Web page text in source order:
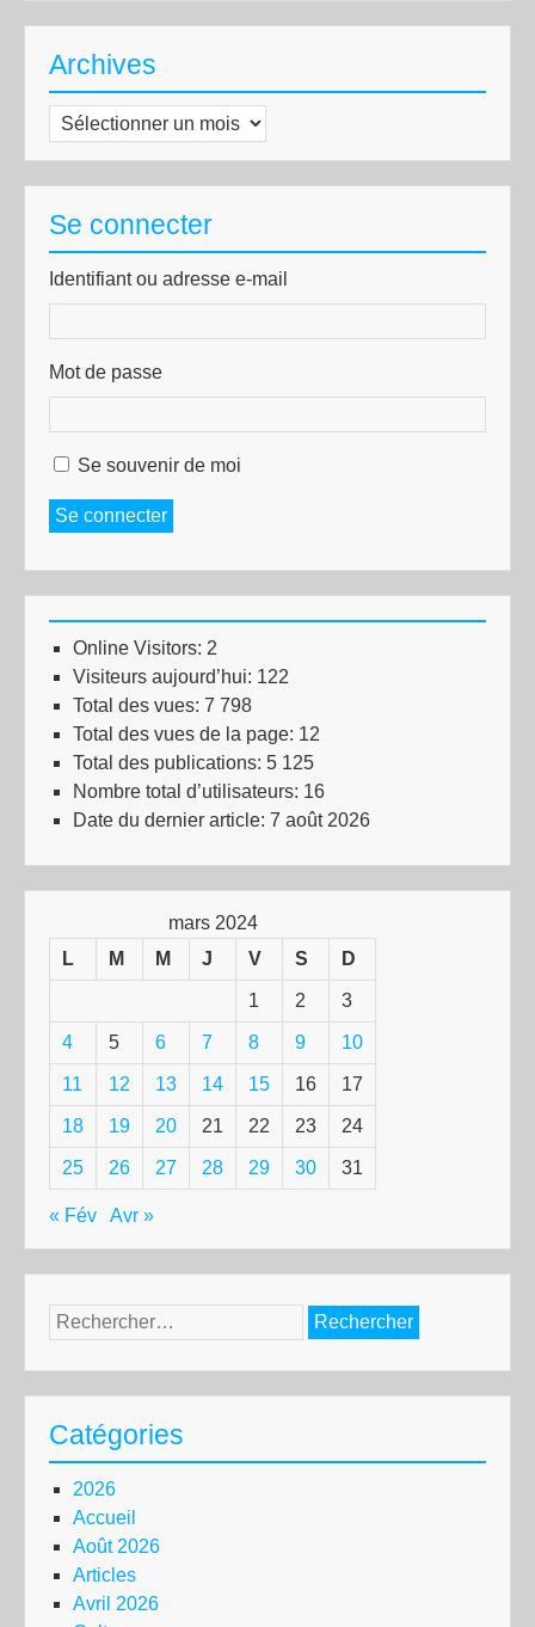
Archives
Archives
Se connecter
Identifiant ou adresse e-mail
Mot de passe
Se souvenir de moi
Se connecter
Online Visitors: 2
Visiteurs aujourd’hui: 122
Total des vues: 7 798
Total des vues de la page: 12
Total des publications: 5 125
Nombre total d’utilisateurs: 16
Date du dernier article: 7 août 2026
mars 2024
L
M M J V S D
1 2 3
4 5 6 7 8 9 10
11 12 13 14 15 16 17
18 19 20 21 22 23 24
25 26 27 28 29 30 31
« Fév Avr »
Rechercher :
Catégories
2026
Accueil
Août 2026
Articles
Avril 2026